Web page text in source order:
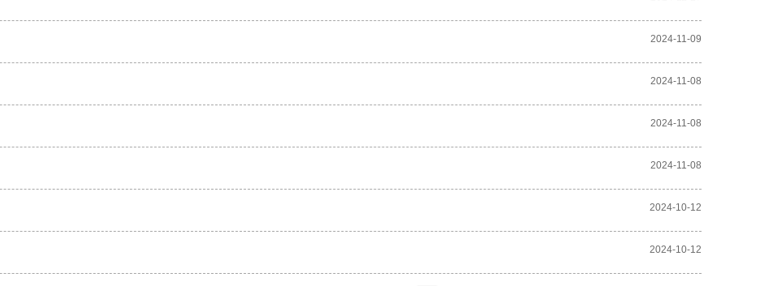
2024-11-09
2024-11-08
2024-11-08
2024-11-08
2024-10-12
2024-10-12